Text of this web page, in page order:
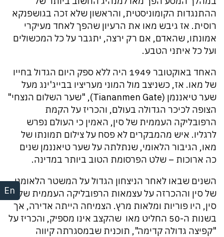
En
ההתנגדות הקומוניסטית, והראשון שלא זכה בגושפנקא
רוסית. אז גיבש מאו את הרעיון שהפך לאחד מעיקרי
אמונתו, שהאדם, אם רק ירצה, יתגבר על כל המכשולים
ועל כל איתני הטבע.
האחד באוקטובר 1949 היה ללא ספק היום הגדול בחייו
של מאו. אז, כשניצב מול המוני מעריציו בבייג'ינג מעל
שער טיאננמן (Tiananmen Gate), "שער השלום הנצחי"
הצופה לכיכר הגדולה בעולם, והכריז על הקמת
הרפובליקה העממית של סין, האמין כי העולם נפרש
לרגליו. איש מהמבקרים לא פסח על צילום תמונתו של
מאו, הגיבור הלאומי, שנתלתה על שער טיאננמן שנים
כה ארוכות – שלט הפרסומת הטוב ביותר במדינה.
השנים שבאו לאחר הניצחון הגדול על המשטר הלאומני
של סין וההכרזה על עצמאות הרפובליקה העממית של
סין, היו פוריות ומלאות מרץ. הצמיחה הייתה אדירה, אך
בשנות ה-50 החליט מאו שהקצב אינו מספיק, והכריז על
"קפיצה גדולה קדימה", תוכנית שבמסגרתה קיווה